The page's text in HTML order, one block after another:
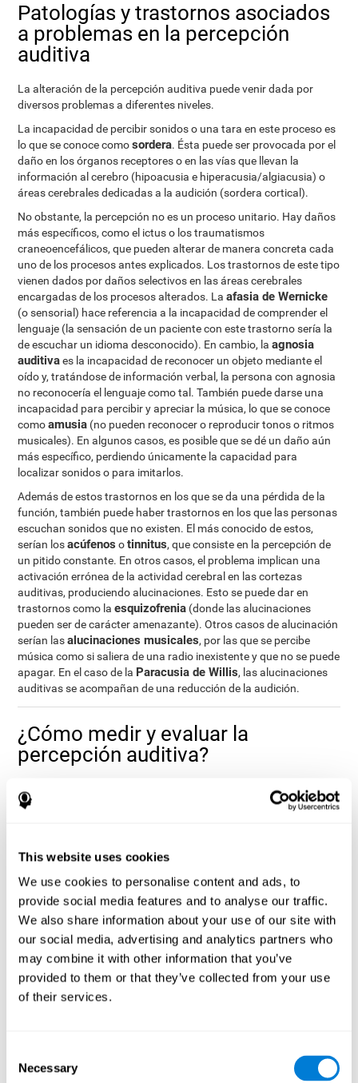
This website uses cookies
We use cookies to personalise content and ads, to
provide social media features and to analyse our traffic.
We also share information about your use of our site with
our social media, advertising and analytics partners who
may combine it with other information that you’ve
provided to them or that they’ve collected from your use
of their services.
Selection
Necessary
Patologías y trastornos asociados
a problemas en la percepción
auditiva
La alteración de la percepción auditiva puede venir dada por
diversos problemas a diferentes niveles.
La incapacidad de percibir sonidos o una tara en este proceso es
lo que se conoce comosordera. Ésta puede ser provocada por el
daño en los órganos receptores o en las vías que llevan la
información al cerebro (hipoacusia e hiperacusia/algiacusia) o
áreas cerebrales dedicadas a la audición (sordera cortical).
No obstante, la percepción no es un proceso unitario. Hay daños
más específicos, como el ictus o los traumatismos
craneoencefálicos, que pueden alterar de manera concreta cada
uno de los procesos antes explicados. Los trastornos de este tipo
vienen dados por daños selectivos en las áreas cerebrales
encargadas de los procesos alterados. Laafasia de Wernicke
(o sensorial) hace referencia a la incapacidad de comprender el
lenguaje (la sensación de un paciente con este trastorno sería la
de escuchar un idioma desconocido). En cambio, laagnosia
auditivaes la incapacidad de reconocer un objeto mediante el
oído y, tratándose de información verbal, la persona con agnosia
no reconocería el lenguaje como tal. También puede darse una
incapacidad para percibir y apreciar la música, lo que se conoce
comoamusia (no pueden reconocer o reproducir tonos o ritmos
musicales). En algunos casos, es posible que se dé un daño aún
más específico, perdiendo únicamente la capacidad para
localizar sonidos o para imitarlos.
Además de estos trastornos en los que se da una pérdida de la
función, también puede haber trastornos en los que las personas
escuchan sonidos que no existen. El más conocido de estos,
serían losacúfenos otinnitus, que consiste en la percepción de
un pitido constante. En otros casos, el problema implican una
activación errónea de la actividad cerebral en las cortezas
auditivas, produciendo alucinaciones. Esto se puede dar en
trastornos como laesquizofrenia (donde las alucinaciones
pueden ser de carácter amenazante). Otros casos de alucinación
serían lasalucinaciones musicales, por las que se percibe
música como si saliera de una radio inexistente y que no se puede
apagar. En el caso de la Paracusia de Willis, las alucinaciones
auditivas se acompañan de una reducción de la audición.
¿Cómo medir y evaluar la
percepción auditiva?
La percepción auditiva nos permite realizar muchas de las
actividades de nuestro día a día. Nuestra capacidad para
nuestra percepción auditiva puede ser de gran ayuda en
niño necesita apoyo visual en las clases o si sus problemas de
comprensión vienen dados por una mala percepción auditiva), en
ámbitos médicos(saber si un paciente comprende
correctamente las indicaciones que se le dan y si se puede
desenvolver correctamente por su entorno diario) o en ámbitos
profesionales(saber si un empleado va poder comunicarse bien
tanto dentro de la empresa como cara al público, o si necesita
adaptaciones).
funciones cognitivas, como la percepción auditiva. Los tests que
ofrece CogniFit para evaluar la percepción auditiva están